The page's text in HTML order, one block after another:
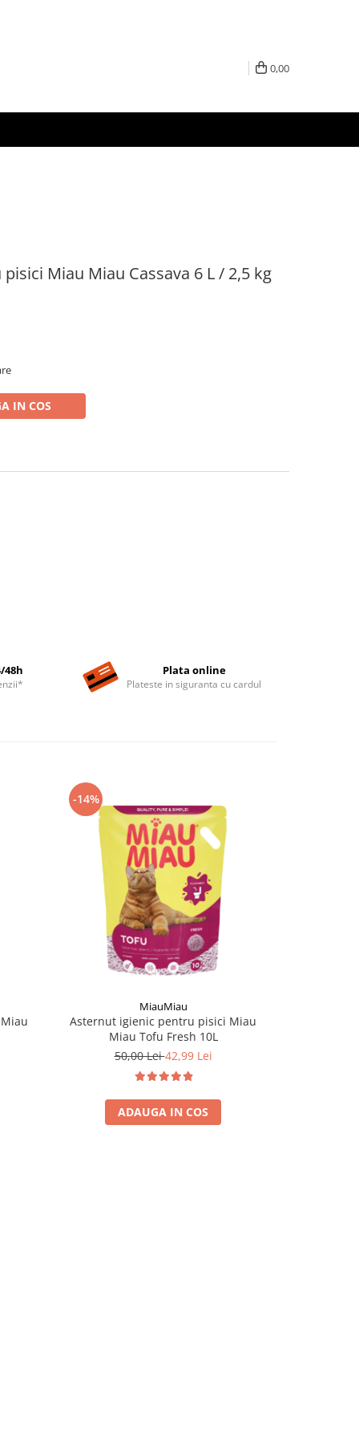
0,00
Miau Miau Cassava 6 L / 2,5 kg
IN COS
48h Plata online
Plateste in siguranta cu cardul
-14%
MiauMiau
Asternut igienic pentru pisici Miau
Miau Tofu Fresh 10L
50,00 Lei42,99 Lei
ADAUGA IN COS